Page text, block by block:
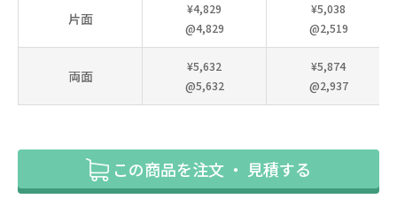
片面
¥4,829
@4,829
¥5,038
@2,519
両面
¥5,632
@5,632
¥5,874
@2,937
この商品を注文 ・ 見積する